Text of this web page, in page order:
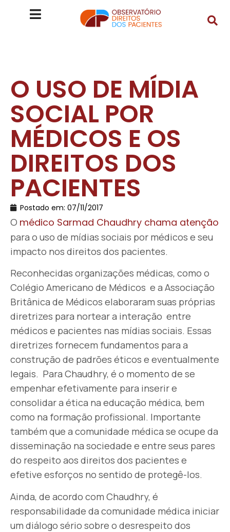
O USO DE MÍDIA
SOCIAL POR
MÉDICOS E OS
DIREITOS DOS
PACIENTES
Postado em: 07/11/2017
O médico Sarmad Chaudhry chama atenção
para o uso de mídias sociais por médicos e seu
impacto nos direitos dos pacientes.
Reconhecidas organizações médicas, como o
Colégio Americano de Médicos e a Associação
Britânica de Médicos elaboraram suas próprias
diretrizes para nortear a interação entre
médicos e pacientes nas mídias sociais. Essas
diretrizes fornecem fundamentos para a
construção de padrões éticos e eventualmente
legais. Para Chaudhry, é o momento de se
empenhar efetivamente para inserir e
consolidar a ética na educação médica, bem
como na formação profissional. Importante
também que a comunidade médica se ocupe da
disseminação na sociedade e entre seus pares
do respeito aos direitos dos pacientes e
efetive esforços no sentido de protegê-los.
Ainda, de acordo com Chaudhry, é
responsabilidade da comunidade médica iniciar
um diálogo sério sobre o desrespeito dos